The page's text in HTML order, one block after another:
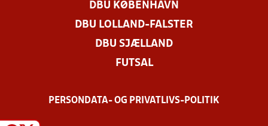
DBU KØBENHAVN
DBU LOLLAND-FALSTER
DBU SJÆLLAND
FUTSAL
PERSONDATA- OG PRIVATLIVS-POLITIK